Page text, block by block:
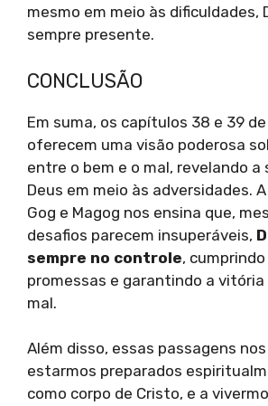
mesmo em meio às dificuldades,
sempre presente.
CONCLUSÃO
Em suma, os capítulos 38 e 39
oferecem uma visão poderosa
entre o bem e o mal, revelando a
Deus em meio às adversidades.
Gog e Magog nos ensina que,
desafios parecem insuperáveis,
sempre no controle, cumprindo
promessas e garantindo a vitória
mal.
Além disso, essas passagens
estarmos preparados
como corpo de Cristo, e a